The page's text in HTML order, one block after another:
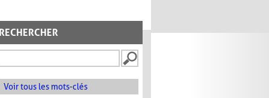
RECHERCHER
Voir tous les mots-clés